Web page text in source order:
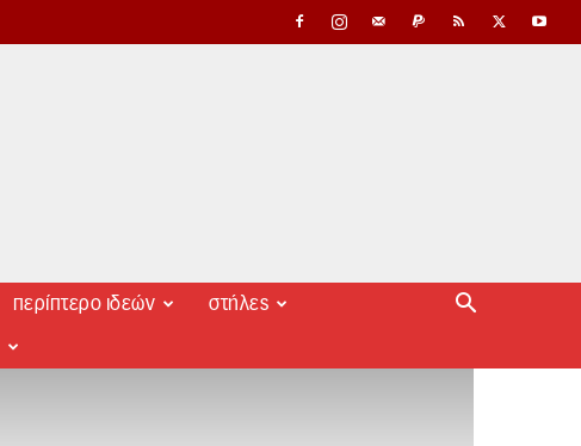
περίπτερο ιδεών στήλες